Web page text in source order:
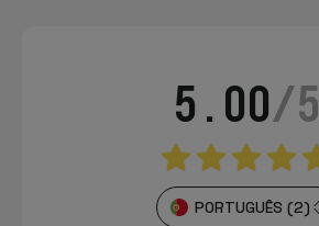
5.00/5
PORTUGUÊS (2)